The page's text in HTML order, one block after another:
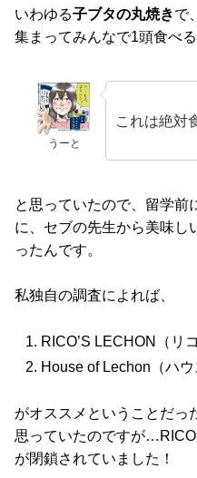
いわゆる子ブタの丸焼きで
集まってみんなで1頭食べ
うーと
これは絶対
と思っていたので、留学前
に、セブの先生から美味し
ったんです。
私独自の調査によれば、
RICO’S LECHON（リ
House of Lechon（ハウ
がオススメということだっ
思っていたのですが
が閉鎖されていました！